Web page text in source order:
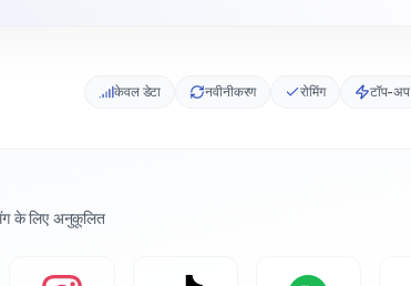
केवल डेटा नवीनीकरण रोमिंग टॉप-अप
के लिए अनुकूलित